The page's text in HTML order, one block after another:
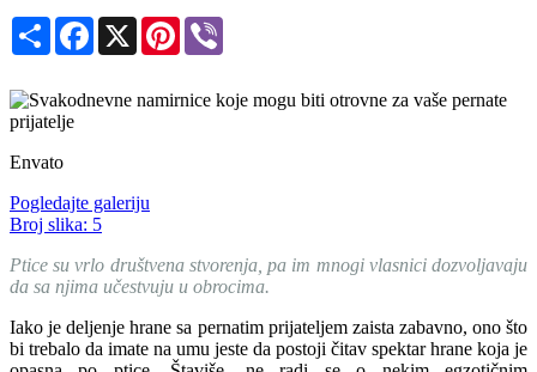
Share Facebook
X Pinterest
Envato
Pogledajte galeriju
Broj slika: 5
Ptice su vrlo društvena stvorenja, pa im mnogi vlasnici dozvoljavaju
da sa njima učestvuju u obrocima.
Iako je deljenje hrane sa pernatim prijateljem zaista zabavno, ono što
bi trebalo da imate na umu jeste da postoji čitav spektar hrane koja je